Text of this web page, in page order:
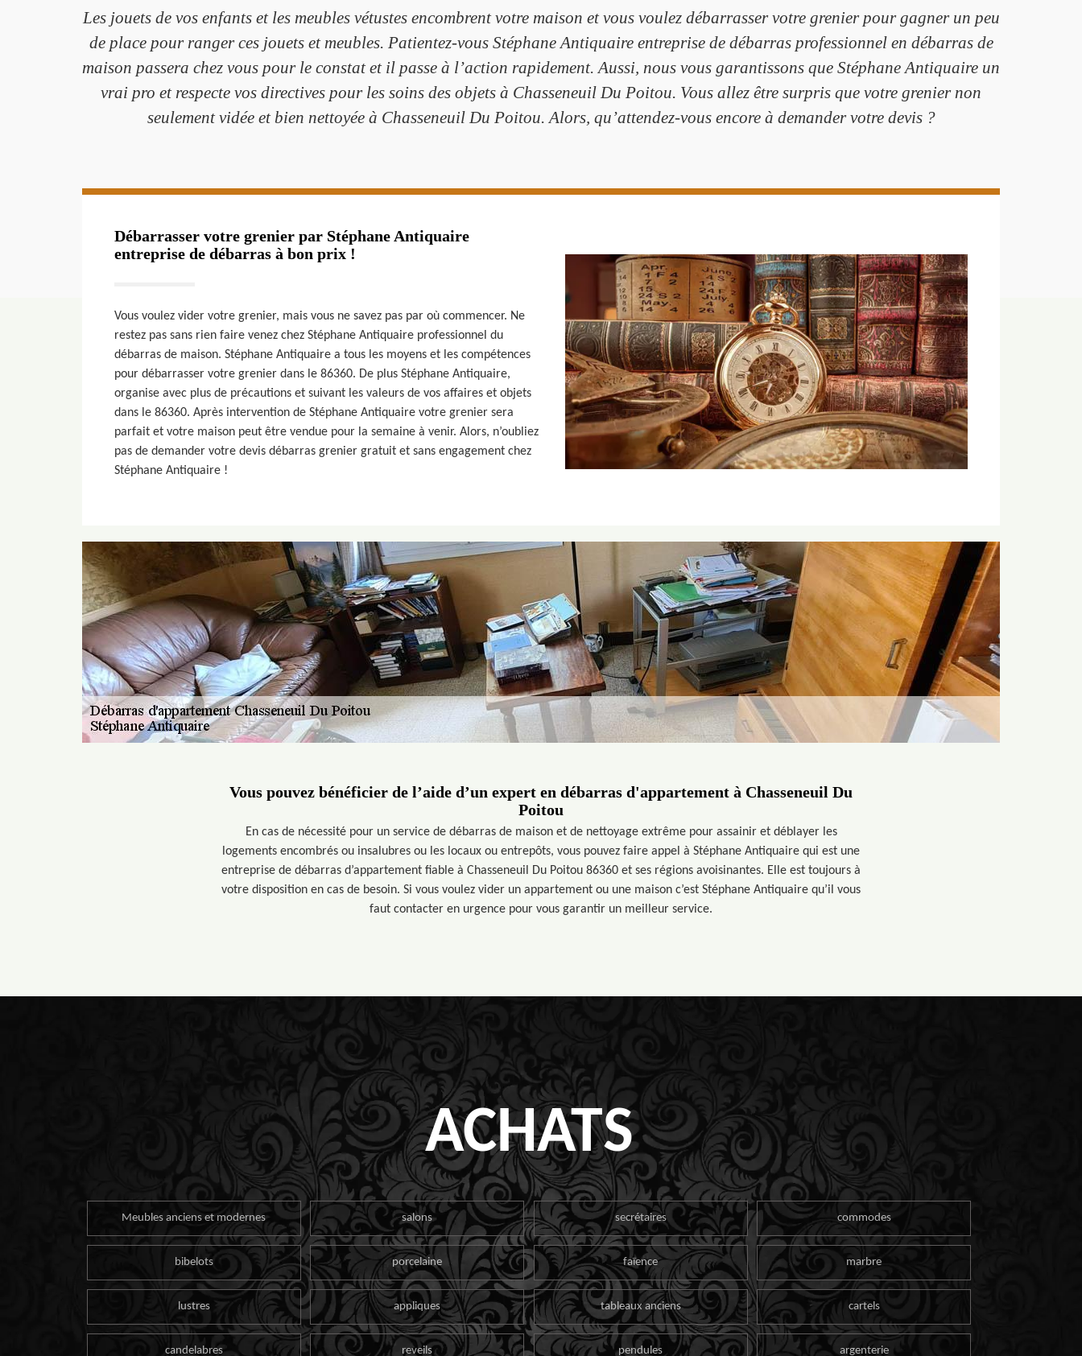
Les jouets de vos enfants et les meubles vétustes encombrent votre maison et vous voulez débarrasser votre grenier pour gagner un peu
de place pour ranger ces jouets et meubles. Patientez-vous Stéphane Antiquaire entreprise de débarras professionnel en débarras de
maison passera chez vous pour le constat et il passe à l’action rapidement. Aussi, nous vous garantissons que Stéphane Antiquaire un
vrai pro et respecte vos directives pour les soins des objets à Chasseneuil Du Poitou. Vous allez être surpris que votre grenier non
seulement vidée et bien nettoyée à Chasseneuil Du Poitou. Alors, qu’attendez-vous encore à demander votre devis ?
Débarrasser votre grenier par Stéphane Antiquaire
entreprise de débarras à bon prix !
Vous voulez vider votre grenier, mais vous ne savez pas par où commencer. Ne
restez pas sans rien faire venez chez Stéphane Antiquaire professionnel du
débarras de maison. Stéphane Antiquaire a tous les moyens et les compétences
pour débarrasser votre grenier dans le 86360. De plus Stéphane Antiquaire,
organise avec plus de précautions et suivant les valeurs de vos affaires et objets
dans le 86360. Après intervention de Stéphane Antiquaire votre grenier sera
parfait et votre maison peut être vendue pour la semaine à venir. Alors, n’oubliez
pas de demander votre devis débarras grenier gratuit et sans engagement chez
Stéphane Antiquaire !
Vous pouvez bénéficier de l’aide d’un expert en débarras d'appartement à Chasseneuil Du
Poitou
En cas de nécessité pour un service de débarras de maison et de nettoyage extrême pour assainir et déblayer les
logements encombrés ou insalubres ou les locaux ou entrepôts, vous pouvez faire appel à Stéphane Antiquaire qui est une
entreprise de débarras d’appartement fiable à Chasseneuil Du Poitou 86360 et ses régions avoisinantes. Elle est toujours à
votre disposition en cas de besoin. Si vous voulez vider un appartement ou une maison c’est Stéphane Antiquaire qu’il vous
faut contacter en urgence pour vous garantir un meilleur service.
ACHATS
Meubles anciens et modernes salons secrétaires commodes
bibelots porcelaine faïence marbre
lustres appliques tableaux anciens cartels
candelabres reveils pendules argenterie